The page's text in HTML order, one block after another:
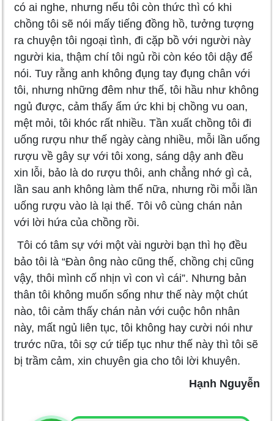
có ai nghe, nhưng nếu tôi còn thức thì có khi
chồng tôi sẽ nói mấy tiếng đồng hồ, tưởng tượng
ra chuyện tôi ngoại tình, đi cặp bồ với người này
người kia, thậm chí tôi ngủ rồi còn kéo tôi dậy để
nói. Tuy rằng anh không đụng tay đụng chân với
tôi, nhưng những đêm như thế, tôi hầu như không
ngủ được, cảm thấy ấm ức khi bị chồng vu oan,
mệt mỏi, tôi khóc rất nhiều. Tần xuất chồng tôi đi
uống rượu như thế ngày càng nhiều, mỗi lần uống
rượu về gây sự với tôi xong, sáng dậy anh đều
xin lỗi, bảo là do rượu thôi, anh chẳng nhớ gì cả,
lần sau anh không làm thế nữa, nhưng rồi mỗi lần
uống rượu vào là lại thế. Tôi vô cùng chán nản
với lời hứa của chồng rồi.
Tôi có tâm sự với một vài người bạn thì họ đều
bảo tôi là “Đàn ông nào cũng thế, chồng chị cũng
vậy, thôi mình cố nhịn vì con vì cái”. Nhưng bản
thân tôi không muốn sống như thế này một chút
nào, tôi cảm thấy chán nản với cuộc hôn nhân
này, mất ngủ liên tục, tôi không hay cười nói như
trước nữa, tôi sợ cứ tiếp tục như thế này thì tôi sẽ
bị trầm cảm, xin chuyên gia cho tôi lời khuyên.
Hạnh Nguyễn